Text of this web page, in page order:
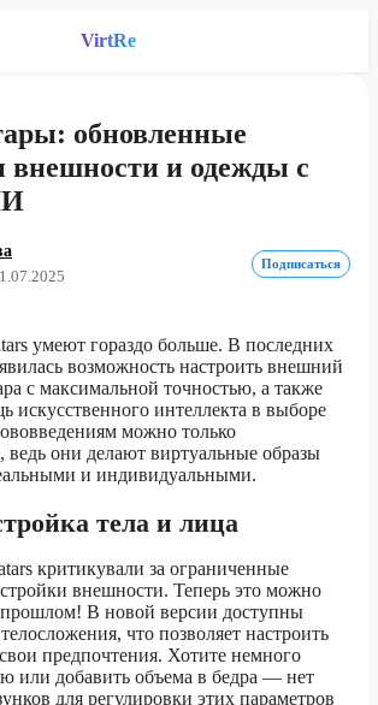
VirtRe
обновленные
внешности и одежды с
Подписаться
умеют гораздо больше. В последних
возможность настроить внешний
с максимальной точностью, а также
искусственного интеллекта в выборе
можно только
ведь они делают виртуальные образы
и индивидуальными.
тела и лица
критикували за ограниченные
внешности. Теперь это можно
прошлом! В новой версии доступны
что позволяет настроить
предпочтения. Хотите немного
или добавить объема в бедра — нет
для регулировки этих параметров